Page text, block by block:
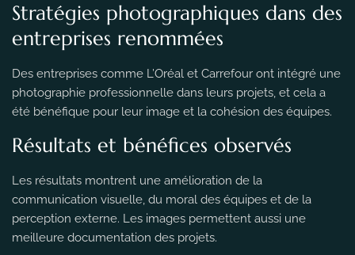
Stratégies photographiques dans des
entreprises renommées
Des entreprises comme L’Oréal et Carrefour ont intégré une
photographie professionnelle dans leurs projets, et cela a
été bénéfique pour leur image et la cohésion des équipes.
Résultats et bénéfices observés
Les résultats montrent une amélioration de la
communication visuelle, du moral des équipes et de la
perception externe. Les images permettent aussi une
meilleure documentation des projets.